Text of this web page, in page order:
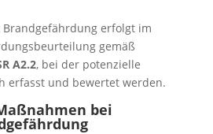
erfolgt im
gemäß
A2.2, bei der potenzielle
erfasst und bewertet werden.
bei